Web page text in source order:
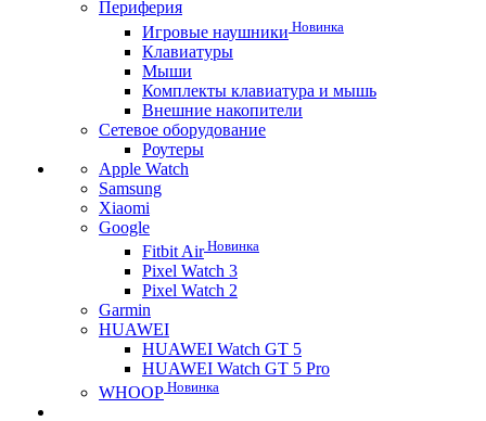
Периферия
Игровые наушники Новинка
Клавиатуры
Мыши
Комплекты клавиатура и мышь
Внешние накопители
Сетевое оборудование
Роутеры
Apple Watch
Samsung
Xiaomi
Google
Fitbit AirНовинка
Pixel Watch 3
Pixel Watch 2
Garmin
HUAWEI
HUAWEI Watch GT 5
HUAWEI Watch GT 5 Pro
WHOOP Новинка